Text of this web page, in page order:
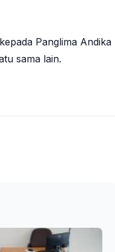
Panglima Andika
sama lain.